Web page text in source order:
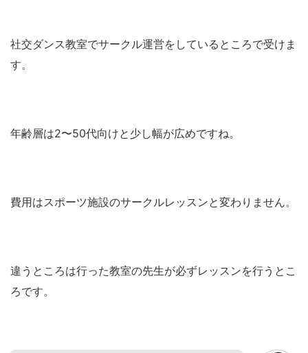
社交ダンス教室でサークル運営をしているところで受けま
す。
年齢層は2〜50代向けと少し幅が広めですね。
費用はスポーツ施設のサークルレッスンと変わりません。
違うところは行った教室の先生が必ずレッスンを行うとこ
ろです。